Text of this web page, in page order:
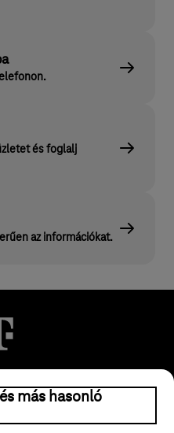
és foglalj
az információkat.
más hasonló